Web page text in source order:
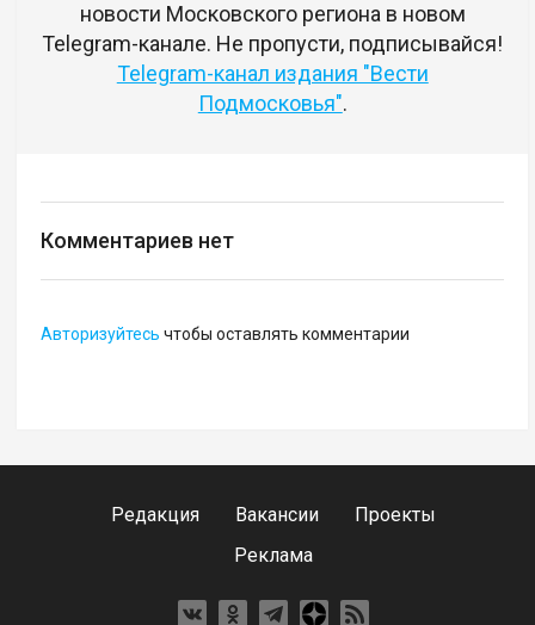
новости Московского региона в новом
Telegram-канале. Не пропусти, подписывайся!
Telegram-канал издания "Вести
Подмосковья".
Комментариев нет
Авторизуйтесь чтобы оставлять комментарии
Редакция Вакансии
Проекты
Реклама